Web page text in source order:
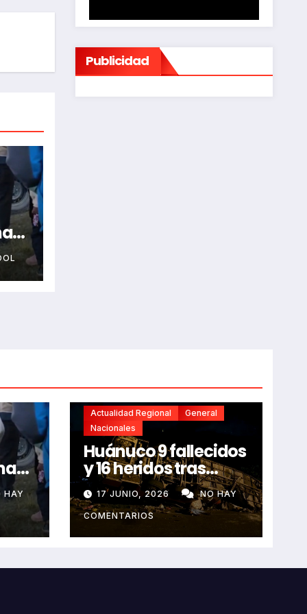
Publicidad
HAY
Actualidad Regional
General
Nacionales
Huánuco 9 fallecidos
y 16 heridos tras
horroroso despiste
de bus Real Chancas
que impactó contra
vivienda
17 JUNIO, 2026 NO HAY
COMENTARIOS